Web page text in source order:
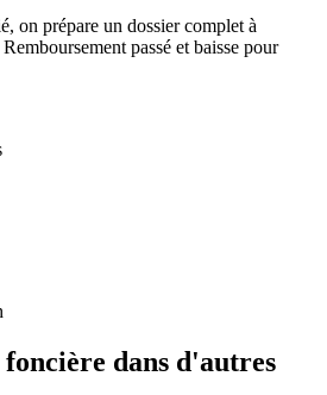
on prépare un dossier complet à
passé et baisse pour
dans d'autres